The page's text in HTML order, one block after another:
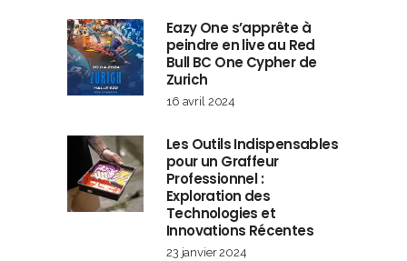
Eazy One s’apprête à
peindre en live au Red
Bull BC One Cypher de
Zurich
16 avril 2024
Les Outils Indispensables
pour un Graffeur
Professionnel :
Exploration des
Technologies et
Innovations Récentes
23 janvier 2024